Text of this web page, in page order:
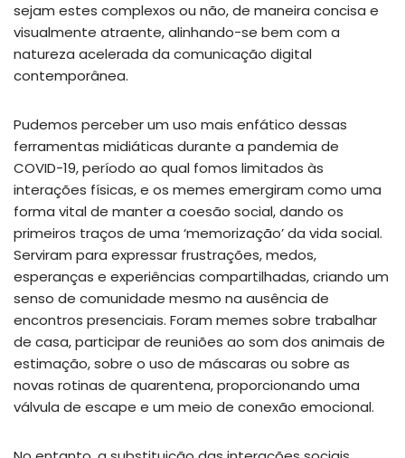
sejam estes complexos ou não, de maneira concisa e
visualmente atraente, alinhando-se bem com a
natureza acelerada da comunicação digital
contemporânea.
Pudemos perceber um uso mais enfático dessas
ferramentas midiáticas durante a pandemia de
COVID-19, período ao qual fomos limitados às
interações físicas, e os memes emergiram como uma
forma vital de manter a coesão social, dando os
primeiros traços de uma ‘memorização’ da vida social.
Serviram para expressar frustrações, medos,
esperanças e experiências compartilhadas, criando um
senso de comunidade mesmo na ausência de
encontros presenciais. Foram memes sobre trabalhar
de casa, participar de reuniões ao som dos animais de
estimação, sobre o uso de máscaras ou sobre as
novas rotinas de quarentena, proporcionando uma
válvula de escape e um meio de conexão emocional.